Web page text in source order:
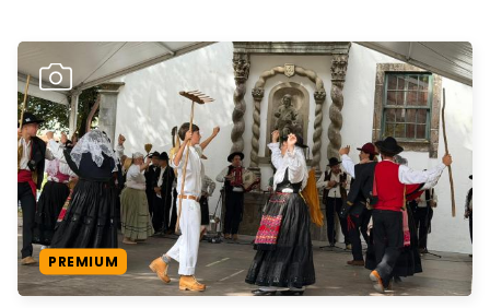
PREMIUM